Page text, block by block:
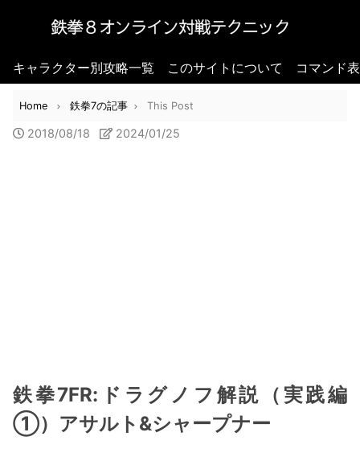
キャラクター別攻略一覧 このサイトについて コマンド
Home 鉄拳7の記事 This Post
2018/08/18 2024/01/25
鉄拳7FR:ドラグノフ解説（実践編
①）アサルト&シャープナー